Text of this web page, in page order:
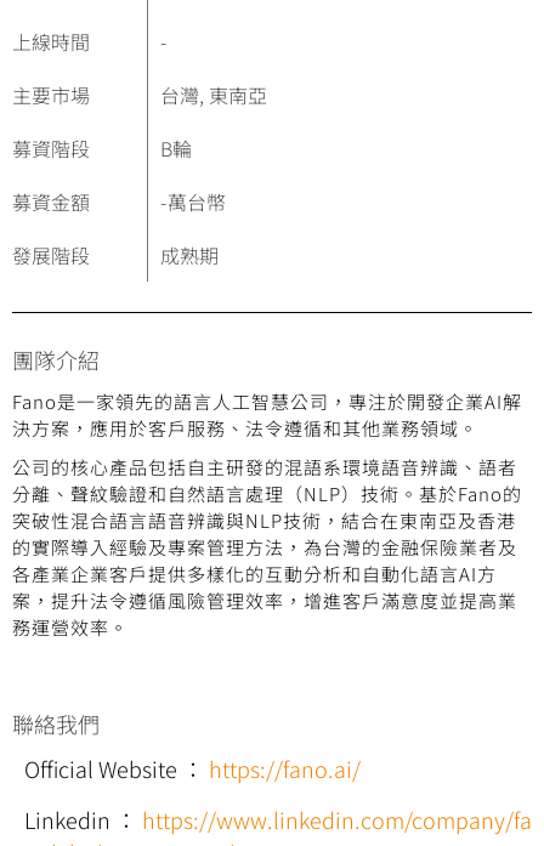
上線時間
-
主要市場
台灣, 東南亞
募資階段
B輪
募資金額
-萬台幣
發展階段
成熟期
團隊介紹
Fano是一家領先的語言人工智慧公司，專注於開發企業AI解
決方案，應用於客戶服務、法令遵循和其他業務領域。
公司的核心產品包括自主研發的混語系環境語音辨識、語者
分離、聲紋驗證和自然語言處理（NLP）技術。基於Fano的
突破性混合語言語音辨識與NLP技術，結合在東南亞及香港
的實際導入經驗及專案管理方法，為台灣的金融保險業者及
各產業企業客戶提供多樣化的互動分析和自動化語言AI方
案，提升法令遵循風險管理效率，增進客戶滿意度並提高業
務運營效率。
聯絡我們
Official Website ： https://fano.ai/
Linkedin ： https://www.linkedin.com/company/fa